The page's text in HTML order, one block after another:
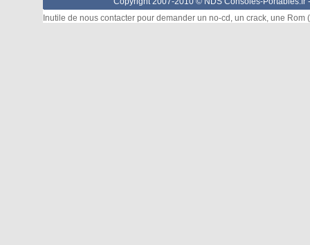
Inutile de nous contacter pour demander un no-cd, un crack, une